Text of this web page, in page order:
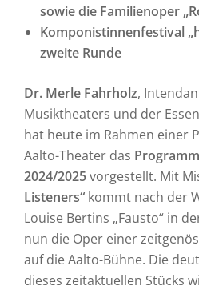
sowie die Familienoper
Komponistinnenfestival
zweite Runde
Dr. Merle Fahrholz,
Musiktheaters und der
hat heute im Rahmen einer
Aalto-Theater das
2024/2025vorgestellt. Mit
Listeners“ kommt nach der
Louise Bertins „Fausto“ in
nun die Oper einer
auf die Aalto-Bühne. Die
dieses zeitaktuellen Stücks